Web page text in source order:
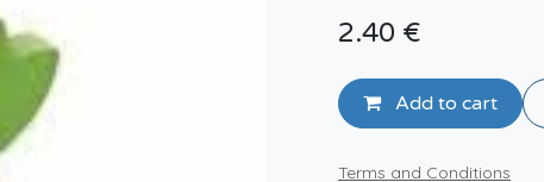
2.40 €
Add to cart
Terms and Conditions